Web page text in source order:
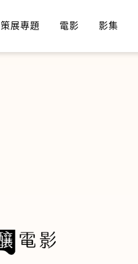
策展專題 電影 影集